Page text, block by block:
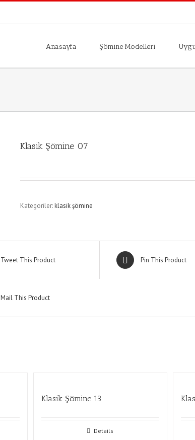
Anasayfa Şömine Modelleri
Klasik Şömine 07
Kategoriler:klasik şömine
Tweet This Product Pin This Product
Mail This Product
Klasik Şömine 13
Details